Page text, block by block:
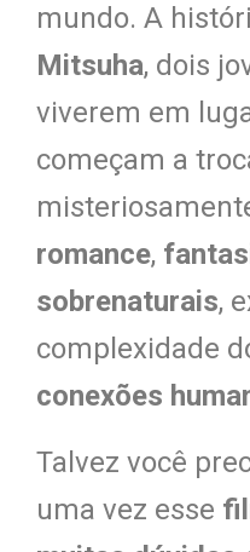
mundo. A
Mitsuha, dois
viverem em
começam a
romance,
sobrenaturais,
complexidade
conexões
Talvez você
uma vez esse